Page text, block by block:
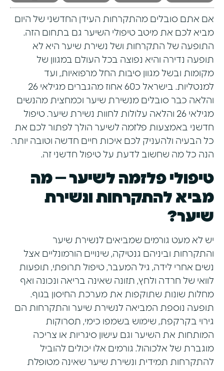
אם אתם סובלים מהתקרחות העידן החדשני של היום
מביא לכם את מיטב טיפולי השיער גם בתחום הזה.
התופעה של התקרחות ושל נשירת שיער היא לא
תופעה נדירה והיא נפוצה בכל העולם במגוון של
מקומות ובשל מגוון סיבות החל מרפואיות, ועד
למנטליות. בישראל כ60 אחוז מהגברים מגילאי 26
והלאה כבר סובלים מנשירת שיער וכמחצית מהנשים
מגילאי 26 והלאה עלולות לחוות נשירת שיער. טיפול
חדשני באמצעות פלזמה לשיער הולך לפתור לכם את
כל הבעיה ולהעניק לכם איכות חיים חדשה וטובה יותר.
הנה כל מה שחשוב לדעת על טיפול חדשני זה.
טיפולי פלזמה לשיער – מה
מביא להתקרחות ונשירת
שיער?
יש לא מעט גורמים שמביאים לנשירת שיער
והתקרחות וביניהם גנטיקה, שינויים הורמונליים אצל
נשים אחרי לידה, גיל המעבר, טיפול תרופתי, תופעות
לוואי של חרדה ולחץ, תזונה שאינה בריאה ונכונה ואף
מחלות שונות שתוקפות את מערכת החיסון בגוף.
תופעה נוספת המביאה לנשירת שיער והתקרחות הם
גירוי בקרקפת, שימוש בשמפו כימי, תסרוקות
המותחות את השיער וגם עישון סיגריות או צריכה
מוגברת של אלכוהול. גורמים אלו יכולים להוביל
להתקרחות תמידית ונשירת שיער שאינה מטופלת